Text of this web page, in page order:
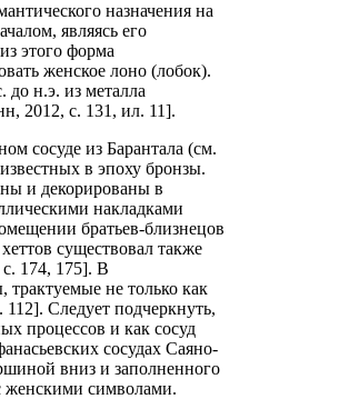
назначения на
являясь его
этого форма
женское лоно (лобок).
н.э. из металла
2012, с. 131, ил. 11].
сосуде из Барантала (см.
в эпоху бронзы.
и декорированы в
накладками
братьев-близнецов
существовал также
174, 175]. В
не только как
Следует подчеркнуть,
процессов и как сосуд
сосудах Саяно-
вниз и заполненного
женскими символами.